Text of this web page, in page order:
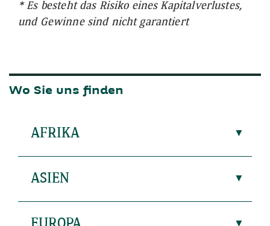
* Es besteht das Risiko eines Kapitalverlustes,
und Gewinne sind nicht garantiert
Wo Sie uns finden
AFRIKA
ASIEN